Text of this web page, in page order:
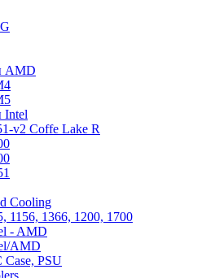
AMD
Intel
v2 Coffe Lake R
Cooling
1156, 1366, 1200, 1700
- AMD
AMD
Case, PSU